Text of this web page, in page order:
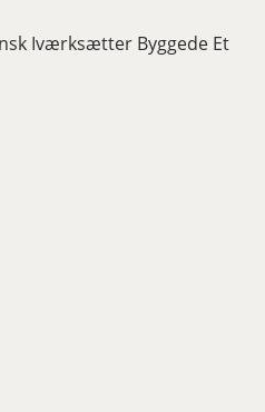
Iværksætter Byggede Et